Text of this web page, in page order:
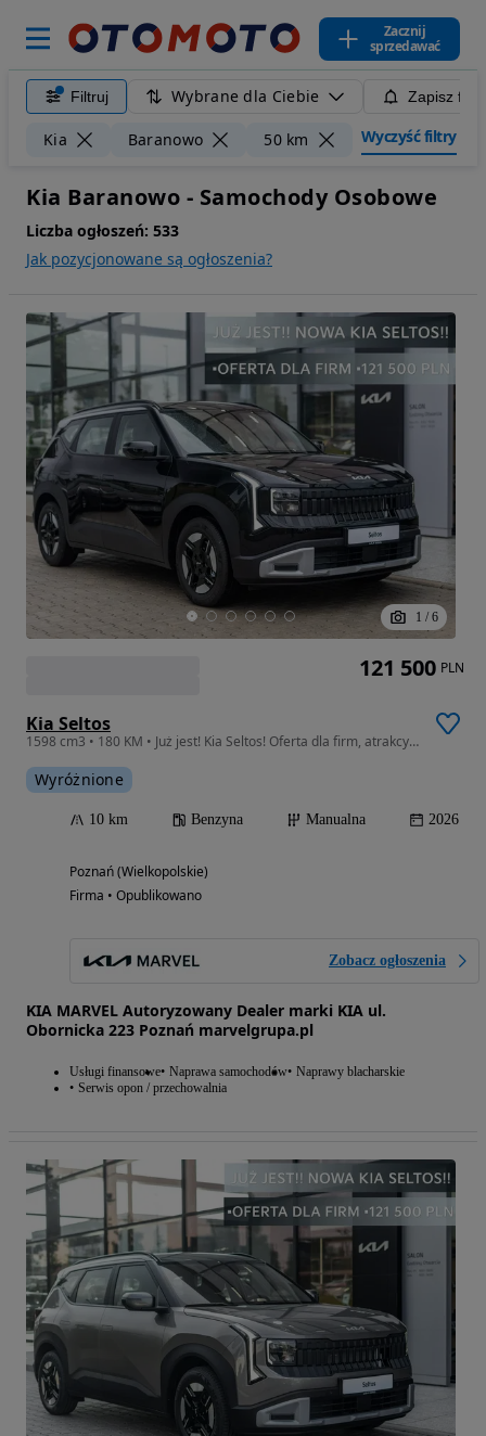
Zacznij
sprzedawać
Filtruj Wybrane dla Ciebie Zapisz
Kia Baranowo 50 km Wyczyść filtry
Kia Baranowo - Samochody Osobowe
Liczba ogłoszeń: 533
Jak pozycjonowane są ogłoszenia?
1 / 6
Kia Seltos
1598 cm3 • 180 KM • Już jest! Kia Seltos! Oferta dla firm, atrakcyjna cena, różne kolory!
Wyróżnione
10 km Benzyna Manualna 2026
Poznań (Wielkopolskie)
Firma • Opublikowano
Zobacz ogłoszenia
KIA MARVEL Autoryzowany Dealer marki KIA ul.
Obornicka 223 Poznań marvelgrupa.pl
Usługi finansowe Naprawa samochodów Naprawy blacharskie
Serwis opon / przechowalnia
121 500 PLN